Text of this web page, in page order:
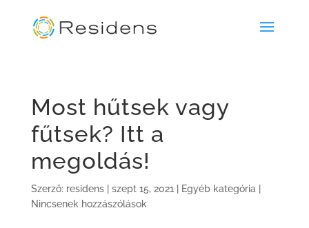
Most hűtsek vagy
fűtsek? Itt a
megoldás!
Szerző: residens| szept 15, 2021 Egyéb kategória
Nincsenek hozzászólások